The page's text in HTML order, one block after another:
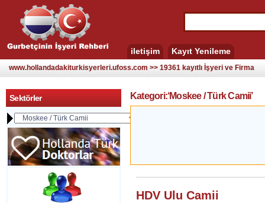
iletişim Kayıt Yenileme
www.hollandadakiturkisyerleri.ufoss.com >> 19361 kayıtlı İşyeri ve Firma
Sektörler Kategori:‘Moskee / Türk Camii’
HDV Ulu Camii